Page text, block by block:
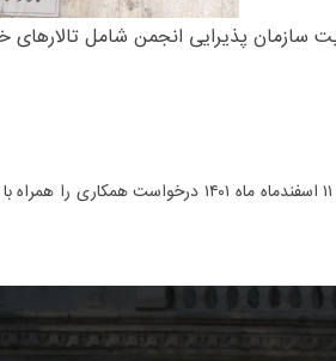
پذیرایی انجمن شامل تالارهای خسروی، بهمن
همکیشانی که تمایل به همکاری دارند باید تا